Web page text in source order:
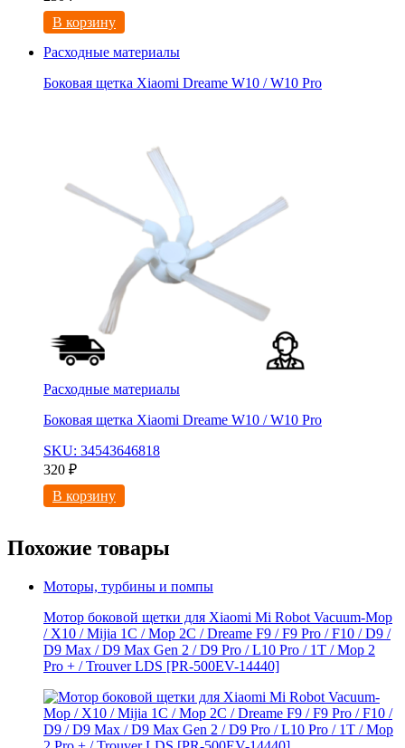
В корзину
Расходные материалы
Боковая щетка Xiaomi Dreame W10 / W10 Pro
Расходные материалы
Боковая щетка Xiaomi Dreame W10 / W10 Pro
SKU: 34543646818
320 ₽
В корзину
Похожие товары
Моторы, турбины и помпы
Мотор боковой щетки для Xiaomi Mi Robot Vacuum-Mop
/ X10 / Mijia 1C / Mop 2C / Dreame F9 / F9 Pro / F10 / D9 /
D9 Max / D9 Мах Gen 2 / D9 Pro / L10 Pro / 1T / Mop 2
Pro + / Trouver LDS [PR-500EV-14440]